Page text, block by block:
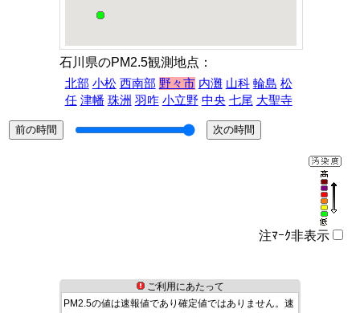
石川県のPM2.5観測地点：
北部 小松 西南部 野々市 内灘 山科 輪島 松
任 津幡 珠洲 羽咋 小立野 中央 七尾 大聖寺
注ﾏｰｸ非表示
ご利用にあたって
PM2.5の値は速報値であり確定値ではありません。速